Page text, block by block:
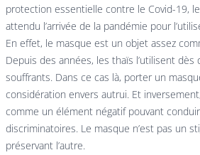
protection essentielle contre le Covid-19,
attendu l’arrivée de la pandémie pour
En effet, le masque est un objet assez
Depuis des années, les thaïs l’utilisent dès
souffrants. Dans ce cas là, porter un
considération envers autrui. Et
comme un élément négatif pouvant
discriminatoires. Le masque n’est pas un
préservant l’autre.